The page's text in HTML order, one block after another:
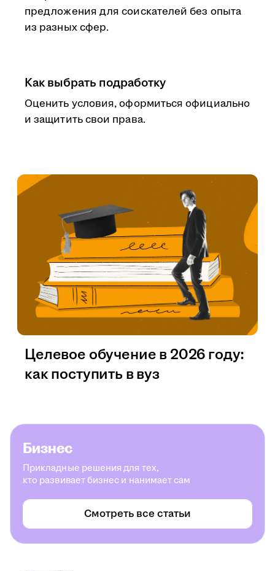
предложения для соискателей без опыта
из разных сфер.
Как выбрать подработку
Оценить условия, оформиться официально
и защитить свои права.
Целевое обучение в 2026 году:
как поступить в вуз
Бизнес
Прикладные решения для тех,
кто развивает бизнес и нанимает сам
Смотреть все статьи